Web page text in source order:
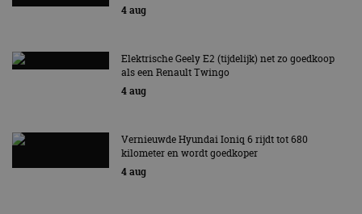
4 aug
Elektrische Geely E2 (tijdelijk) net zo goedkoop
als een Renault Twingo
4 aug
Vernieuwde Hyundai Ioniq 6 rijdt tot 680
kilometer en wordt goedkoper
4 aug